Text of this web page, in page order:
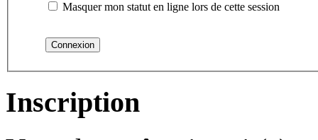
Masquer mon statut en ligne lors de cette session
Inscription